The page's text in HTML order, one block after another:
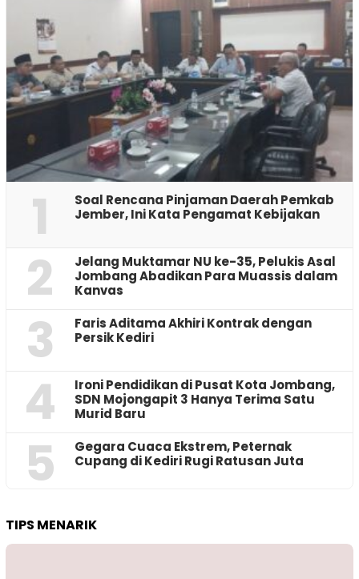
1
‎Soal Rencana Pinjaman Daerah Pemkab
Jember, Ini Kata Pengamat Kebijakan ‎
2
Jelang Muktamar NU ke-35, Pelukis Asal
Jombang Abadikan Para Muassis dalam
Kanvas
3
Faris Aditama Akhiri Kontrak dengan
Persik Kediri
4
Ironi Pendidikan di Pusat Kota Jombang,
SDN Mojongapit 3 Hanya Terima Satu
Murid Baru
5
‎Gegara Cuaca Ekstrem, Peternak
Cupang di Kediri Rugi Ratusan Juta
TIPS MENARIK